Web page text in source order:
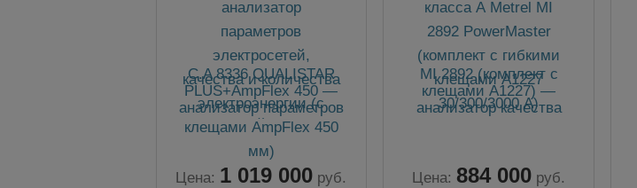
C.A 8336 QUALISTAR
PLUS+AmpFlex 450 —
анализатор параметров
электросетей, качества и
количества
электроэнергии (с
клещами AmpFlex 450
Цена: 1 019 000 руб.
MI 2892 (комплект с
клещами А1227) —
анализатор качества
Цена: 884 000 руб.